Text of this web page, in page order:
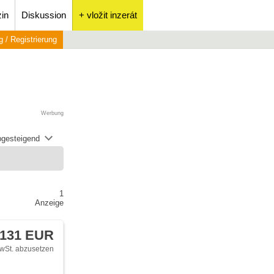
Diskussion + vložit inzerát
/ Registrierung
Werbung
1
Anzeige
EUR
abzusetzen